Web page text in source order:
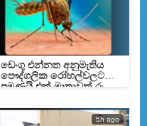
ඩෙංගු එන්නත අනුමැතිය
පෞද්ගලික රෝහල්වලට
පමණයි එක් මාත්‍රාවක් රු.
5h ago